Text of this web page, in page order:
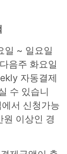
일 ~ 일요일
음주 화요일
자동결제
수 있습니
서 신청가능
이상인 경